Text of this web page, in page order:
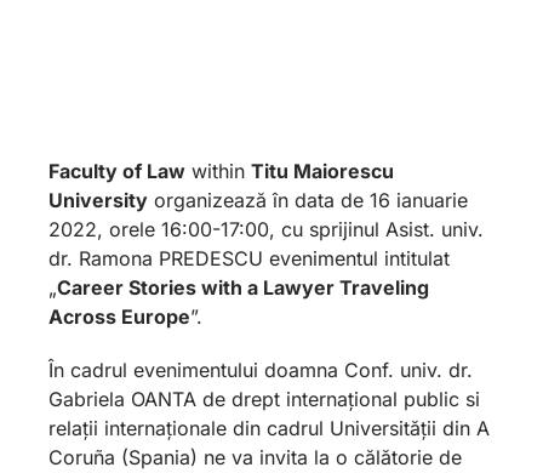
Faculty of Law within Titu Maiorescu
University organizează în data de 16 ianuarie
2022, orele 16:00-17:00, cu sprijinul Asist. univ.
dr. Ramona PREDESCU evenimentul intitulat
„Career Stories with a Lawyer Traveling
Across Europe”.
În cadrul evenimentului doamna Conf. univ. dr.
Gabriela OANTA de drept internațional public si
relații internaționale din cadrul Universității din A
Coruña (Spania) ne va invita la o călătorie de